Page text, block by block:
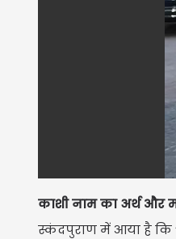
काशी नाम का अर्थ और
स्कंदपुराण में आया है कि